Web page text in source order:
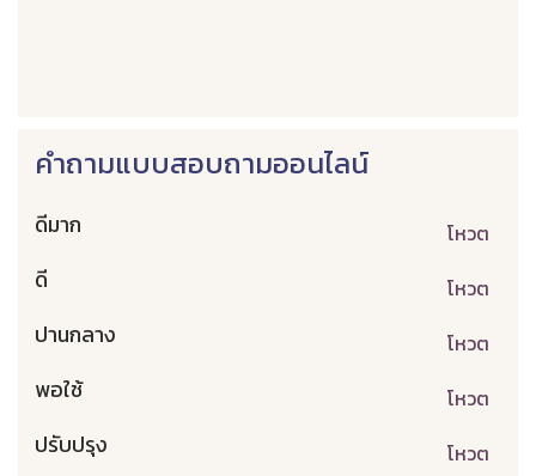
คำถามแบบสอบถามออนไลน์
ดีมาก โหวต
ดี โหวต
ปานกลาง โหวต
พอใช้ โหวต
ปรับปรุง โหวต